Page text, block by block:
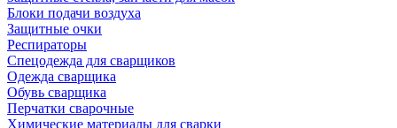
Блоки подачи воздуха
Защитные очки
Респираторы
Спецодежда для сварщиков
Одежда сварщика
Обувь сварщика
Перчатки сварочные
Химические материалы для сварки